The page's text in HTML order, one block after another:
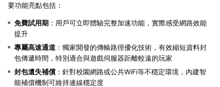
要功能亮點包括：
免費試用期 ：用戶可立即體驗完整加速功能，實際感受網路效能
提升
專屬高速通道 ：獨家開發的傳輸路徑優化技術，有效縮短資料封
包傳遞時間，特別適合與遊戲伺服器距離較遠的玩家
封包遺失補償 ：針對校園網路或公共WiFi等不穩定環境，內建智
能補償機制可維持連線穩定度